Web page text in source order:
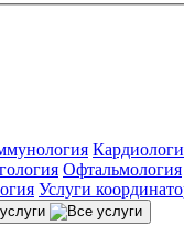
Офтальмология
Услуги